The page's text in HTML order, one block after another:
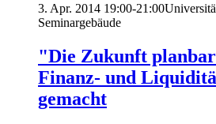
3. Apr. 2014 19:00-21:00
Seminargebäude
"Die Zukunft
Finanz- und
gemacht